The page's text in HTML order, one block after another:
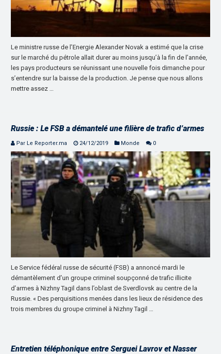
Le ministre russe de l’Energie Alexander Novak a estimé que la crise
sur le marché du pétrole allait durer au moins jusqu’à la fin de l’année,
les pays producteurs se réunissant une nouvelle fois dimanche pour
s’entendre sur la baisse de la production. Je pense que nous allons
mettre assez …
Russie : Le FSB a démantelé une filière de trafic d’armes
Par Le Reporter.ma 24/12/2019 Monde 0
Le Service fédéral russe de sécurité (FSB) a annoncé mardi le
démantèlement d’un groupe criminel soupçonné de trafic illicite
d’armes à Nizhny Tagil dans l’oblast de Sverdlovsk au centre de la
Russie. « Des perquisitions menées dans les lieux de résidence des
trois membres du groupe criminel à Nizhny Tagil …
Entretien téléphonique entre Serguei Lavrov et Nasser